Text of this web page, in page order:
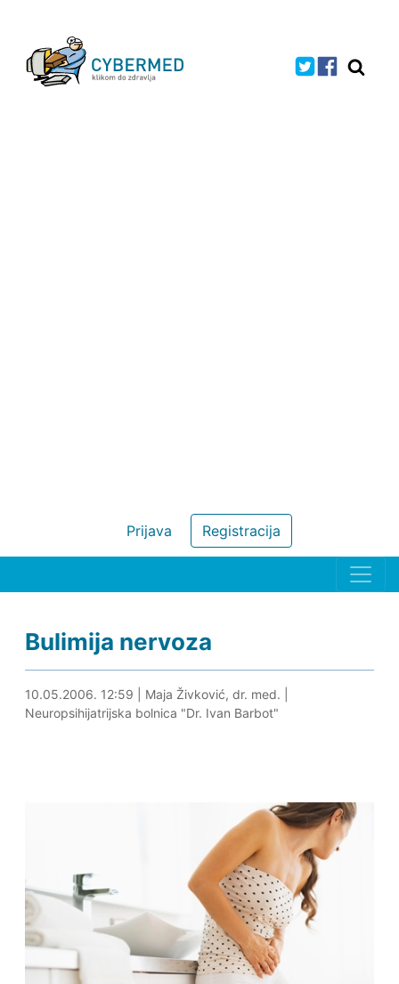
Registracija
Prijava
Bulimija nervoza
31.08.2019. 17:08
10.05.2006. 12:59 Maja Živković, dr. med.
Neuropsihijatrijska bolnica "Dr. Ivan Barbot"